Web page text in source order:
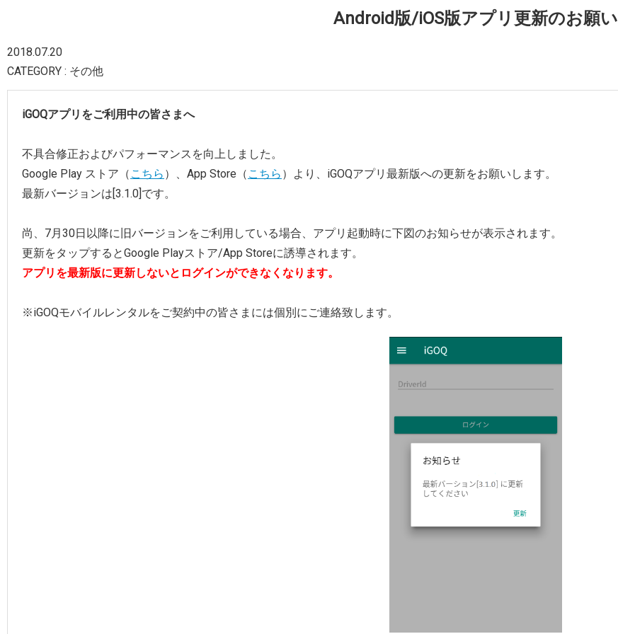
Android版/iOS版アプリ更新のお願い
2018.07.20
CATEGORY : その他
iGOQアプリをご利用中の皆さまへ
不具合修正およびパフォーマンスを向上しました。
Google Play ストア（ こちら ）、App Store（ こちら ）より、iGOQアプリ最新版への更新をお願いします。
最新バージョンは[3.1.0]です。
尚、7月30日以降に旧バージョンをご利用している場合、アプリ起動時に下図のお知らせが表示されます。
更新をタップするとGoogle Playストア/App Storeに誘導されます。
アプリを最新版に更新しないとログインができなくなります。
※iGOQモバイルレンタルをご契約中の皆さまには個別にご連絡致します。